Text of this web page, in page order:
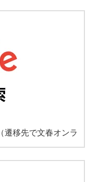
（遷移先で文春オンラ